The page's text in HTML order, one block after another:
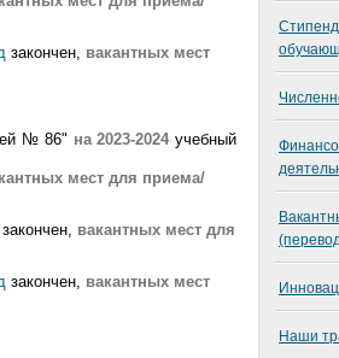
закончен, вакантных мест
№ 86" на 2023-2024 учебный
мест для приема/
закончен, вакантных мест для
закончен, вакантных мест
Наши